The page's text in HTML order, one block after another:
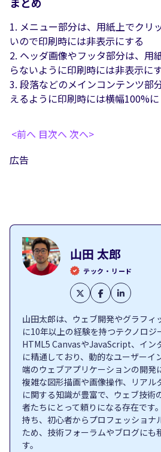
メニュー部分は、用紙上でクリ
いので印刷時には非表示にする
ヘッダ画像やフッタ部分は、用
らないように印刷時には非表示に
段落などのメインコンテンツ部
えるように印刷時には横幅100%
<前へ 目次へ 次へ>
広告
山田 太郎
テック・リード
山田太郎は、ウェブ開発やグラフィ
に10年以上の経験を持つテクノロジ
HTML5 CanvasやJavaScript、イン
に精通しており、動的なユーザーイ
端のウェブアプリケーションの開発
複雑な図形描画や画像操作、リアル
に関する知識が豊富で、ウェブ技術
者たちにとって頼りになる存在です
持ち、初心者からプロフェッショナ
ため、技術フォーラムやブログにも
す。